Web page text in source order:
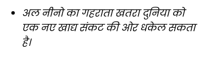
अल नीनो का गहराता खतरा दुनिया को
एक नए खाद्य संकट की ओर धकेल सकता
है।